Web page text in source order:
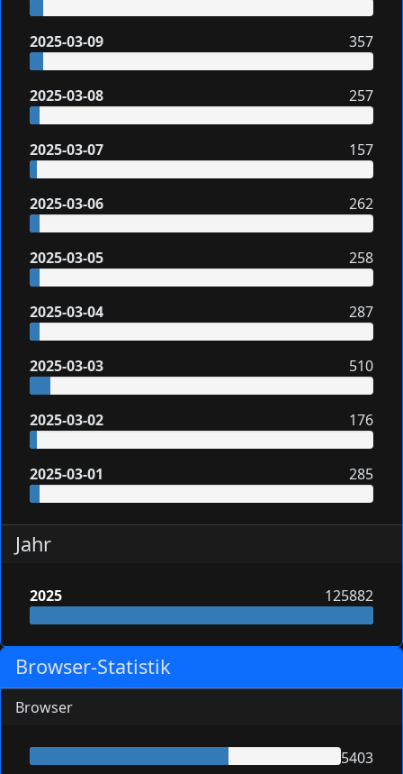
2025-03-09 357
2025-03-08 257
2025-03-07 157
2025-03-06 262
2025-03-05 258
2025-03-04 287
2025-03-03 510
2025-03-02 176
2025-03-01 285
Jahr
2025 125882
Browser-Statistik
Browser
5403